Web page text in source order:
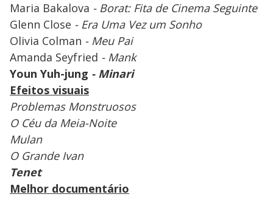
Maria Bakalova - Borat: Fita de Cinema Seguinte
Glenn Close - Era Uma Vez um Sonho
Olivia Colman - Meu Pai
Amanda Seyfried - Mank
Youn Yuh-jung - Minari
Efeitos visuais
Problemas Monstruosos
O Céu da Meia-Noite
Mulan
O Grande Ivan
Tenet
Melhor documentário